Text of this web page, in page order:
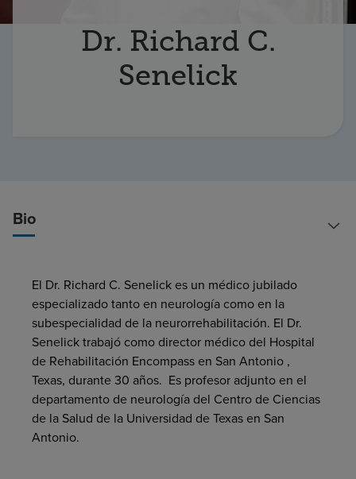
Buscar un centroDr. Richard C.
Senelick
Bio
El Dr. Richard C. Senelick es un médico jubilado
especializado tanto en neurología como en la
subespecialidad de la neurorrehabilitación. El Dr.
Senelick trabajó como director médico del Hospital
de Rehabilitación Encompass en San Antonio ,
Texas, durante 30 años. Es profesor adjunto en el
departamento de neurología del Centro de Ciencias
de la Salud de la Universidad de Texas en San
Antonio.